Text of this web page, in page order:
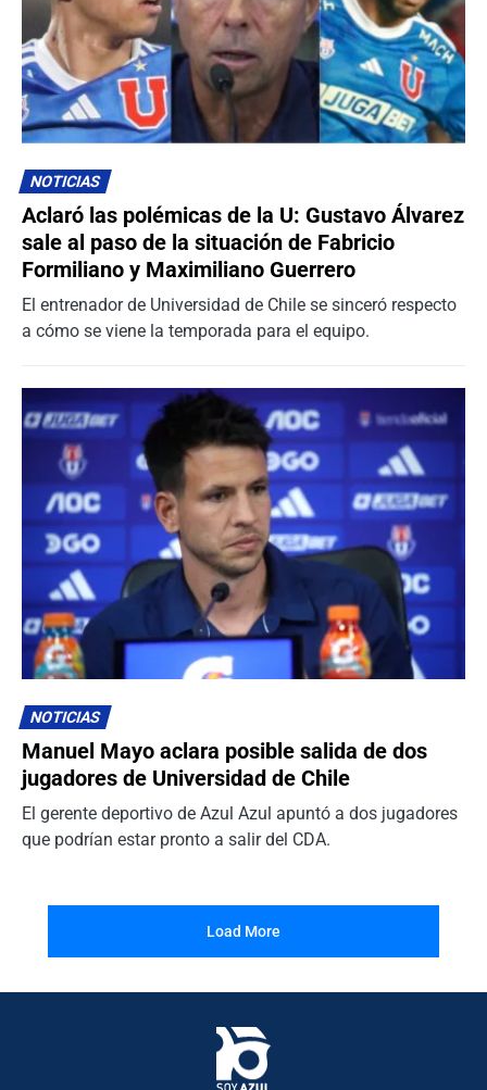
NOTICIAS
Aclaró las polémicas de la U: Gustavo Álvarez
sale al paso de la situación de Fabricio
Formiliano y Maximiliano Guerrero
El entrenador de Universidad de Chile se sinceró respecto
a cómo se viene la temporada para el equipo.
NOTICIAS
Manuel Mayo aclara posible salida de dos
jugadores de Universidad de Chile
El gerente deportivo de Azul Azul apuntó a dos jugadores
que podrían estar pronto a salir del CDA.
Load More